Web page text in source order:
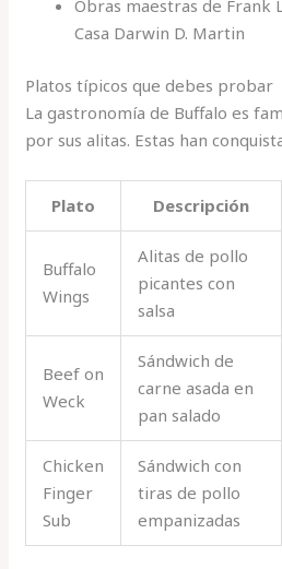
Obras maestras de Frank
Casa Darwin D. Martin
Platos típicos que debes probar
La gastronomía de Buffalo es
por sus alitas. Estas han
Plato Descripción
Buffalo
Wings
Alitas de pollo
picantes con
salsa
Beef on
Weck
Sándwich de
carne asada en
pan salado
Chicken
Finger
Sub
Sándwich con
tiras de pollo
empanizadas